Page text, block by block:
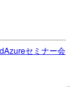
Azureセミナー会